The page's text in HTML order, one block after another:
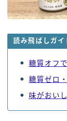
読み飛ばしガイ
糖質オフ
糖質ゼロ
味がおい